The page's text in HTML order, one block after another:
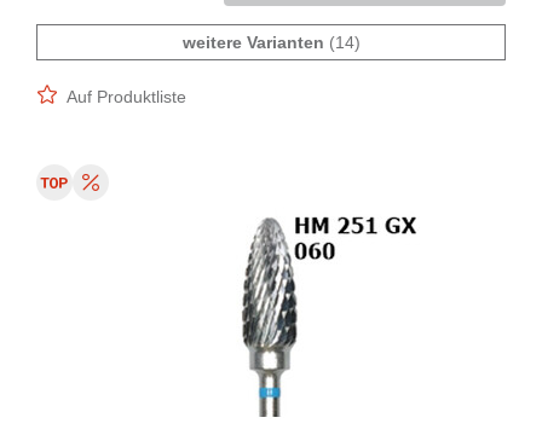
weitere Varianten (14)
Auf Produktliste